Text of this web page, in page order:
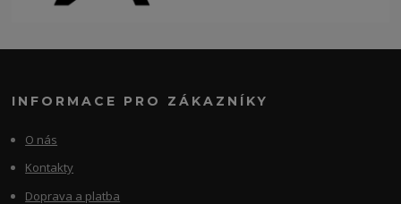
INFORMACE PRO ZÁKAZNÍKY
O nás
Kontakty
Doprava a platba